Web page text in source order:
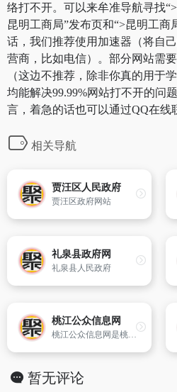
络打不开。可以来牟准导航寻找
昆明工商局”发布页和“>昆明工商
话，我们推荐使用加速器（将自
营商，比如电信）。部分网站需
（这边不推荐，除非你真的用于
均能解决99.99%网站打不开的问
言，着急的话也可以通过QQ在线
相关导航
贾汪区人民政府
贾汪区政府网站
礼泉县政府网
礼泉县人民政府
桃江公众信息网
桃江公众信息网是桃江县具有权威性的门户网站。网站及时发布、更新各类政务信息,提供新的桃江县政务动态、网上办事服务和便民服务信息,方便社会公众参政议政、投诉建议和互动交流。
暂无评论